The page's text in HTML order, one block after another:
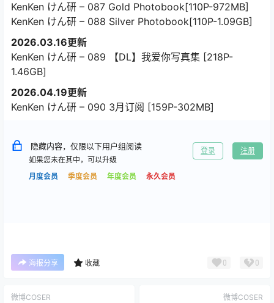
KenKen けん研 – 087 Gold Photobook[110P-972MB]
KenKen けん研 – 088 Silver Photobook[110P-1.09GB]
2026.03.16更新
KenKen けん研 – 089 【DL】我爱你写真集 [218P-
1.46GB]
2026.04.19更新
KenKen けん研 – 090 3月订阅 [159P-302MB]
隐藏内容，仅限以下用户组阅读
如果您未在其中，可以升级
月度会员
季度会员 年度会员 永久会员
登录 注册
海报分享 收藏 0 0
微博COSER 微博COSER